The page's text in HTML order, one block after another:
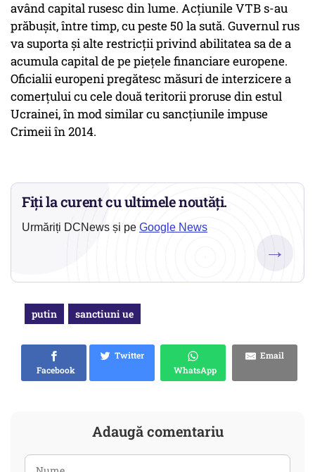
având capital rusesc din lume. Acțiunile VTB s-au
prăbușit, între timp, cu peste 50 la sută. Guvernul rus
va suporta și alte restricții privind abilitatea sa de a
acumula capital de pe piețele financiare europene.
Oficialii europeni pregătesc măsuri de interzicere a
comerțului cu cele două teritorii proruse din estul
Ucrainei, în mod similar cu sancțiunile impuse
Crimeii în 2014.
Fiți la curent cu ultimele noutăți.
Urmăriți DCNews și pe Google News
→
putin sanctiuni ue
Facebook
Twitter
WhatsApp
Email
Adaugă comentariu